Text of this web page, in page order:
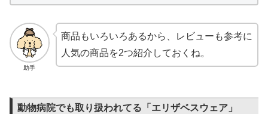
助手
商品もいろいろあるから、レビューも参考に
人気の商品を2つ紹介しておくね。
動物病院でも取り扱われてる「エリザベスウェア」